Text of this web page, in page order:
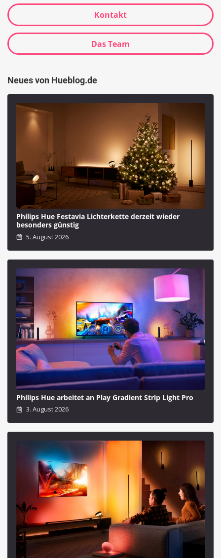
Kontakt
Das Team
Neues von Hueblog.de
Philips Hue Festavia Lichterkette derzeit wieder
besonders günstig
5. August 2026
Philips Hue arbeitet an Play Gradient Strip Light Pro
3. August 2026